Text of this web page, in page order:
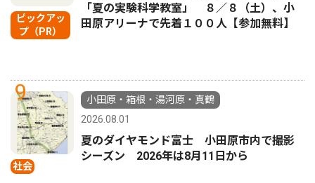
ピックアッ
プ（PR）
「夏の実験科学教室」 ８／８（土）、小
田原アリーナで先着１００人【参加無料】
9
社会
小田原・箱根・湯河原・真鶴
2026.08.01
夏のダイヤモンド富士 小田原市内で撮影
シーズン 2026年は8月11日から